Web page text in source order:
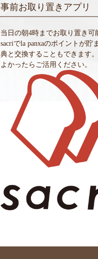
事前お取り置きアプリ
当日の朝4時までお取り置き可
sacriでla panxaのポイントが貯
典と交換することもできます。
よかったらご活用ください。